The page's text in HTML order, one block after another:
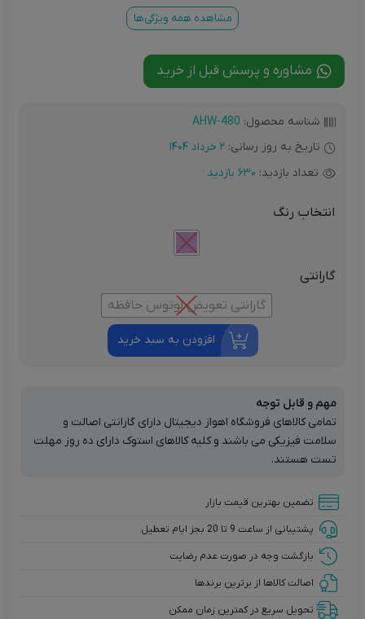
ndows ۷ / Windows ۸.۱مشاهده همه ویژگی‌ها
مشاوره و پرسش قبل از خرید
شناسه محصول: AHW-480
تاریخ به روز رسانی: 2 خرداد 1404
تعداد بازدید: 630 بازدید
انتخاب رنگ
گارانتی
گارانتی تعویض لوتوس حافظه
افزودن به سبد خرید
مهم و قابل توجه
تمامی کالاهای فروشگاه اهواز دیجیتال دارای گارانتی اصالت و
سلامت فیزیکی می باشند و کلیه کالاهای استوک دارای ده روز مهلت
تست هستند.
تضمین بهترین قیمت بازار
پشتیبانی از ساعت 9 تا 20 بجز ایام تعطیل
بازگشت وجه در صورت عدم رضایت
اصالت کالاها از برترین برندها
تحویل سریع در کمترین زمان ممکن